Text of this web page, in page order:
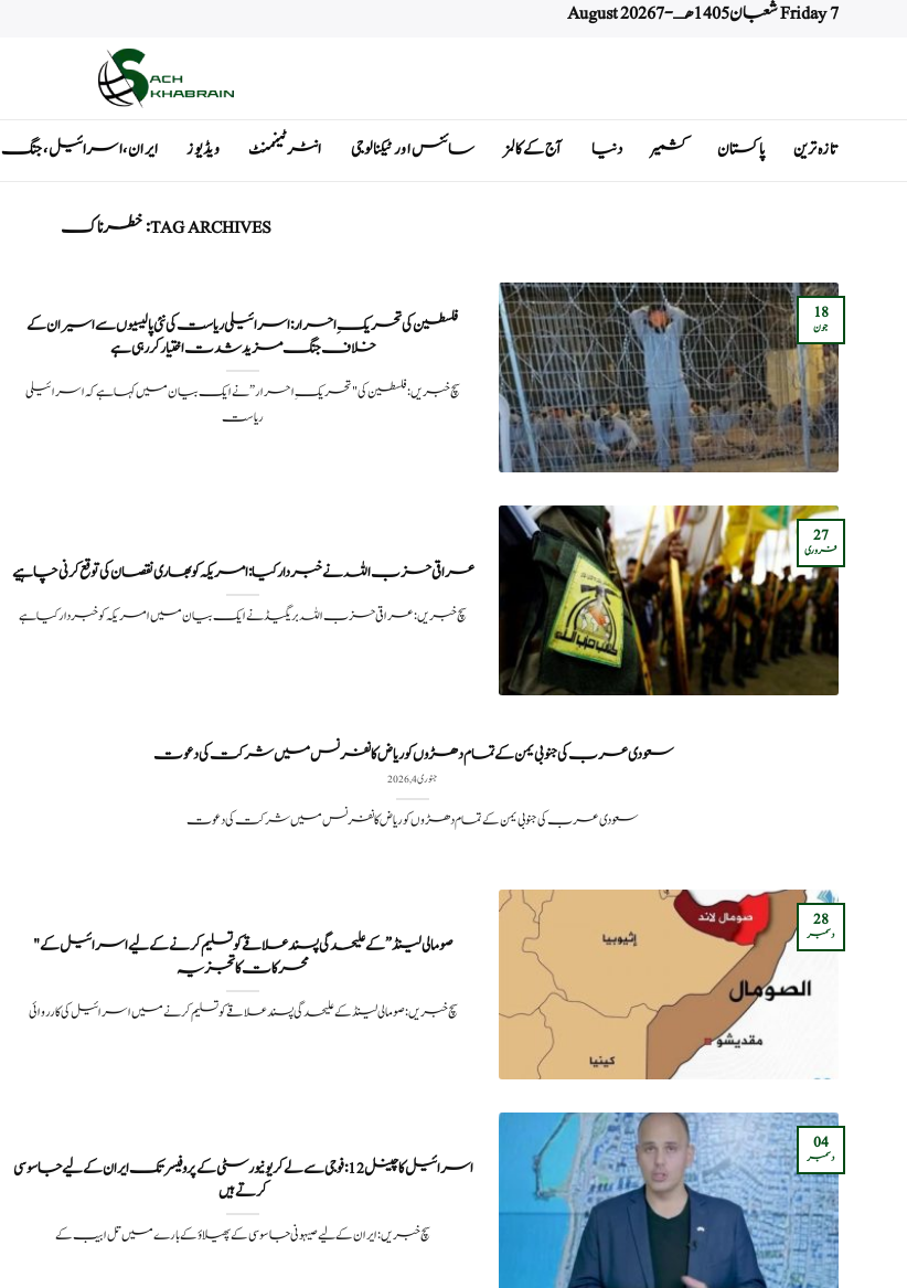
Friday 7 شعبان 1405 هـ - 7 August 2026
تازہ ترین پاکستان کشمیر دنیا آج کے کالمز سائنس اور ٹیکنالوجی انٹرٹینمنٹ ویڈیوز ایران ، اسرائیل ، جنگ
TAG ARCHIVES: خطرناک
فلسطین کی تحریکِ احرار: اسرائیلی ریاست کی نئی پالیسیوں سے اسیران کے
خلاف جنگ مزید شدت اختیار کر رہی ہے
سچ خبریں: فلسطین کی "تحریکِ احرار” نے ایک بیان میں کہا ہے کہ اسرائیلی
ریاست
18
جون
عراقی حزب اللہ نے خبردار کیا: امریکہ کو بھاری نقصان کی توقع کرنی چاہیے
سچ خبریں: عراقی حزب اللہ بریگیڈ نے ایک بیان میں امریکہ کو خبردار کیا ہے
27
فروری
سعودی عرب کی جنوبی یمن کے تمام دھڑوں کو ریاض کانفرنس میں شرکت کی دعوت
جنوری 4, 2026
سعودی عرب کی جنوبی یمن کے تمام دھڑوں کو ریاض کانفرنس میں شرکت کی دعوت
"صومالی لینڈ” کے علیحدگی پسند علاقے کو تسلیم کرنے کے لیے اسرائیل کے
محرکات کا تجزیہ
سچ خبریں: صومالی لینڈ کے علیحدگی پسند علاقے کو تسلیم کرنے میں اسرائیل کی کارروائی
28
دسمبر
اسرائیل کا چینل 12: فوجی سے لے کر یونیورسٹی کے پروفیسر تک ایران کے لیے جاسوسی
کرتے ہیں
سچ خبریں: ایران کے لیے صیہونی جاسوسی کے پھیلاؤ کے بارے میں تل ابیب کے
04
دسمبر